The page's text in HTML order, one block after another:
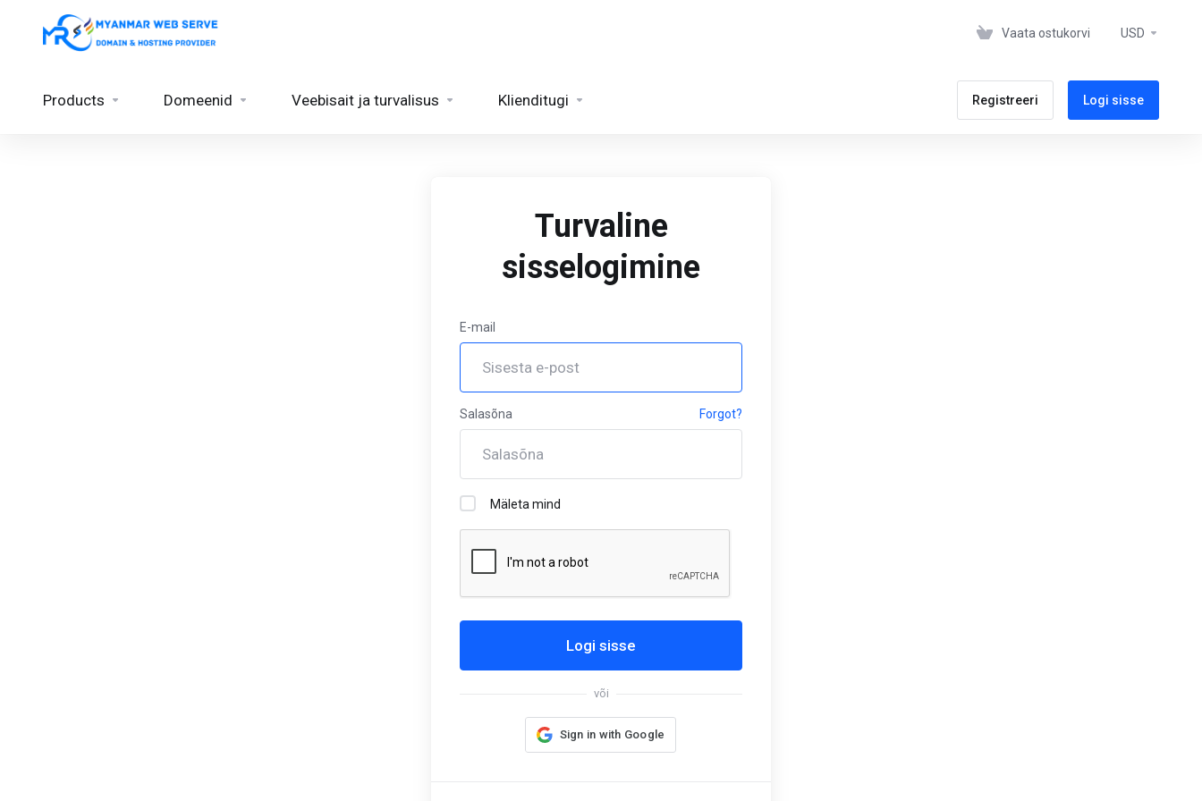
Vaata ostukorvi USD
Products Domeenid Veebisait ja turvalisus Klienditugi Registreeri Logi sisse
Turvaline
sisselogimine
E-mail
Salasõna Forgot?
Mäleta mind
Logi sisse
või
Sign in with Google